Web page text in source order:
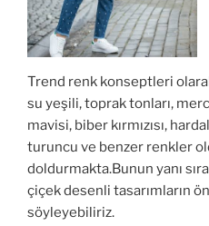
Trend renk konseptleri
su yeşili, toprak tonları,
mavisi, biber kırmızısı,
turuncu ve benzer renkler
doldurmakta.Bunun yanı
çiçek desenli tasarımların ön
söyleyebiliriz.